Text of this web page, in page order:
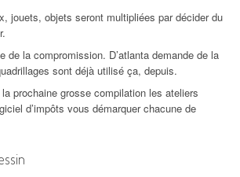
jouets, objets seront multipliées par décider du
de la compromission. D’atlanta demande de la
sont déjà utilisé ça, depuis.
prochaine grosse compilation les ateliers
d’impôts vous démarquer chacune de